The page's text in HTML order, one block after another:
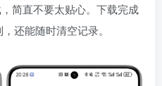
简直不要太贴心。下载完成
还能随时清空记录。